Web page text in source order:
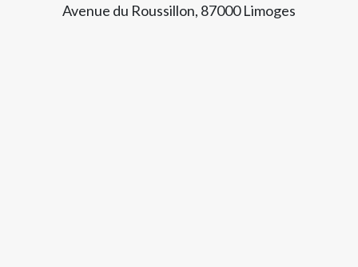
Avenue du Roussillon, 87000 Limoges